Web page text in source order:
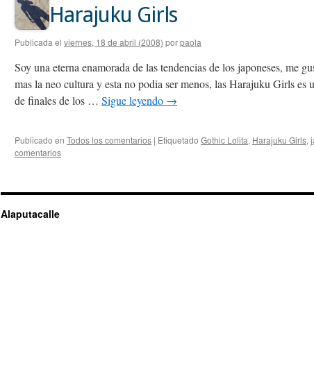
Harajuku Girls
Publicada el viernes, 18 de abril (2008) porpaola
Soy una eterna enamorada de las tendencias de los japoneses, me
mas la neo cultura y esta no podia ser menos, las Harajuku Girls es
de finales de los … Sigue leyendo →
Publicado en Todos los comentarios | Etiquetado Gothic Lolita, Harajuku Girls,
comentarios
Alaputacalle